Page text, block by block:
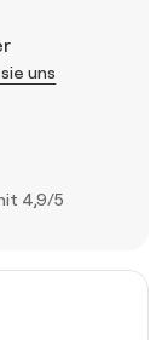
uns
4,9/5